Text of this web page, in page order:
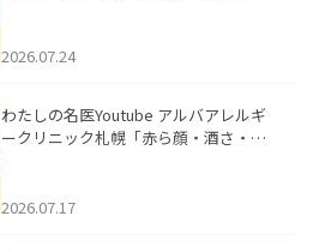
た。
2026.07.24
わたしの名医Youtube アルバアレルギ
ークリニック札幌「赤ら顔・酒さ・ニ
した。
2026.07.17